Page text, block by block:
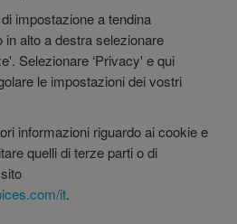
impostazione a tendina
in alto a destra selezionare
Selezionare ‘Privacy' e qui
le impostazioni dei vostri
informazioni riguardo ai cookie e
quelli di terze parti o di
it.